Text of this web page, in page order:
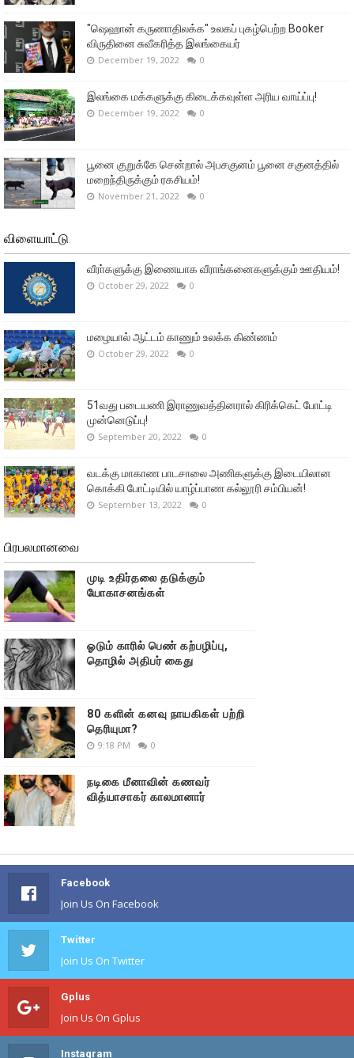
"ஷெஹான் கருணாதிலக்க" உலகப் புகழ்பெற்ற Booker
விருதினை சுவீகரித்த இலங்கையர்
December 19, 2022 0
இலங்கை மக்களுக்கு கிடைக்கவுள்ள அரிய வாய்ப்பு!
December 19, 2022 0
பூனை குறுக்கே சென்றால் அபசகுனம் பூனை சகுனத்தில்
மறைந்திருக்கும் ரகசியம்!
November 21, 2022 0
விளையாட்டு
வீரா்களுக்கு இணையாக வீராங்கனைகளுக்கும் ஊதியம்!
October 29, 2022 0
மழையால் ஆட்டம் காணும் உலக்க கிண்ணம்
October 29, 2022 0
51வது படையணி இராணுவத்தினரால் கிரிக்கெட் போட்டி
முன்னெடுப்பு!
September 20, 2022 0
வடக்கு மாகாண பாடசாலை அணிகளுக்கு இடையிலான
கொக்கி போட்டியில் யாழ்ப்பாண கல்லூரி சம்பியன்!
September 13, 2022 0
பிரபலமானவை
முடி உதிர்தலை தடுக்கும்
யோகாசனங்கள்
ஓடும் காரில் பெண் கற்பழிப்பு,
தொழில் அதிபர் கைது
80 களின் கனவு நாயகிகள் பற்றி
தெரியுமா?
9:18 PM 0
நடிகை மீனாவின் கணவர்
வித்யாசாகர் காலமானார்
Facebook
Join Us On Facebook
Twitter
Join Us On Twitter
Gplus
Join Us On Gplus
Instagram